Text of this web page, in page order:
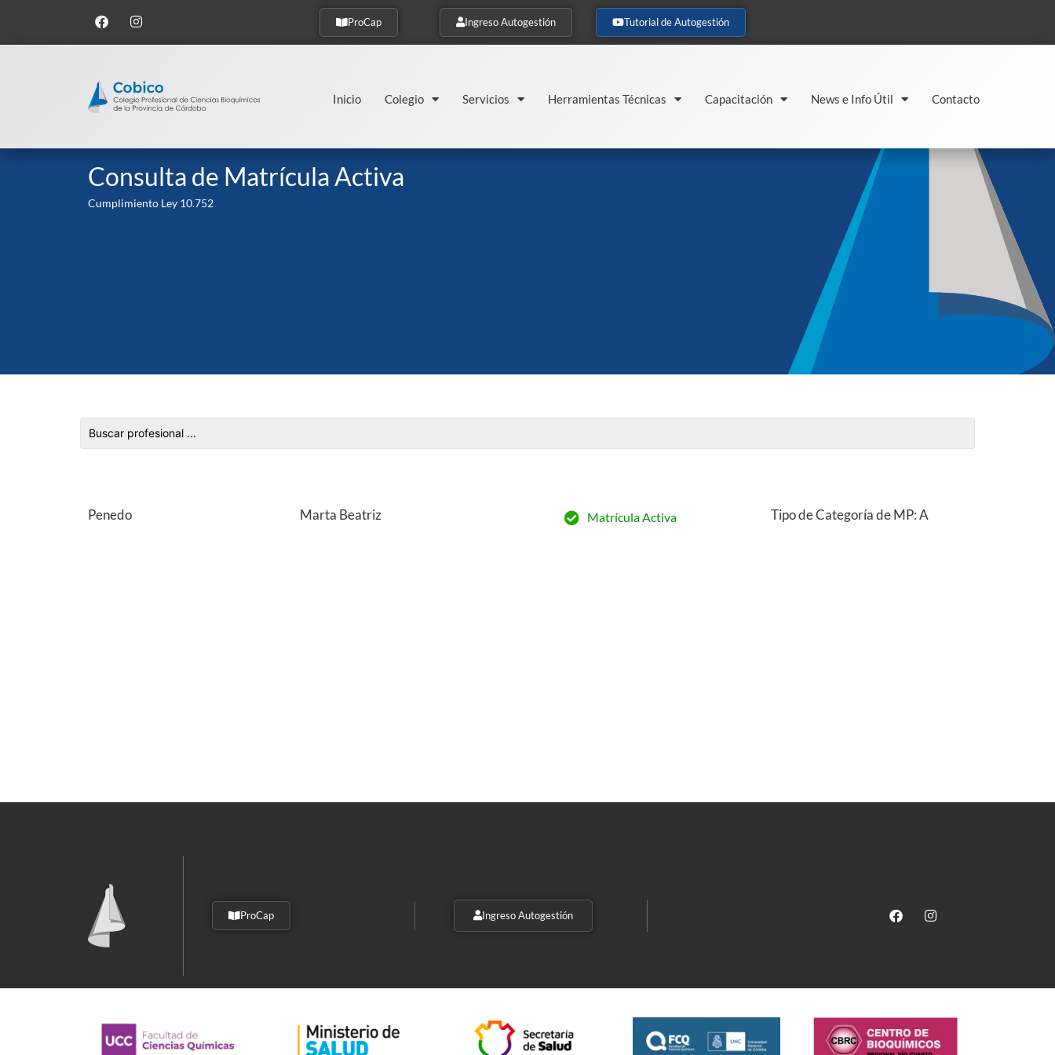
ProCap Ingreso Autogestión Tutorial de Autogestión
Inicio Colegio Servicios Herramientas Técnicas Capacitación News e Info Útil Contacto
Consulta de Matrícula Activa
Cumplimiento Ley 10.752
Penedo Marta Beatriz Matrícula Activa Tipo de Categoría de MP: A
ProCap Ingreso Autogestión